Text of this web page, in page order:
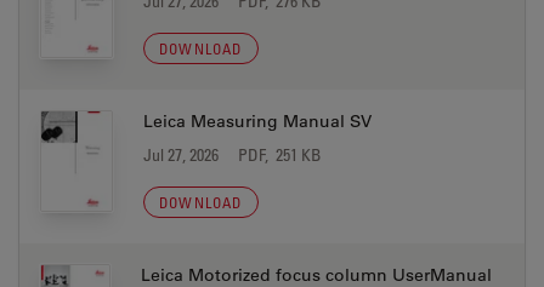
DOWNLOAD
Leica Measuring Manual SV
Jul 27, 2026 PDF, 251 KB
DOWNLOAD
Leica Motorized focus column UserManual